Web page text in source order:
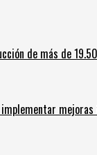
de más de